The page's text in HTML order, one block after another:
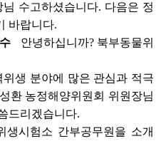
님 수고하셨습니다. 다음은 정
바랍니다.
안녕하십니까? 북부동물위
생 분야에 많은 관심과 적극
환 농정해양위원회 위원장님
드리겠습니다.
생시험소 간부공무원을 소개